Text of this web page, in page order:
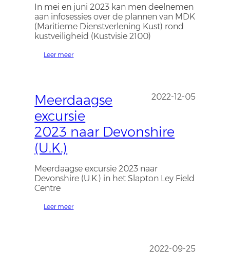
In mei en juni 2023 kan men deelnemen
aan infosessies over de plannen van MDK
(Maritieme Dienstverlening Kust) rond
kustveiligheid (Kustvisie 2100)
Leer meer
2022-12-05
Meerdaagse
excursie
2023 naar Devonshire
(U.K.)
Meerdaagse excursie 2023 naar
Devonshire (U.K.) in het Slapton Ley Field
Centre
Leer meer
2022-09-25